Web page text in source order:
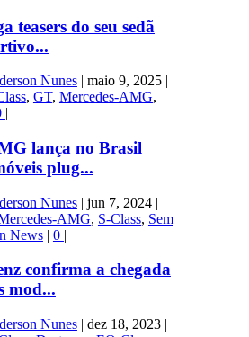
teasers do seu sedã
Nunes| maio 9, 2025|
, GT, Mercedes-AMG,
|
lança no Brasil
plug...
Nunes| jun 7, 2024|
AMG, S-Class, Sem
News| 0 |
confirma a chegada
mod...
Nunes| dez 18, 2023|